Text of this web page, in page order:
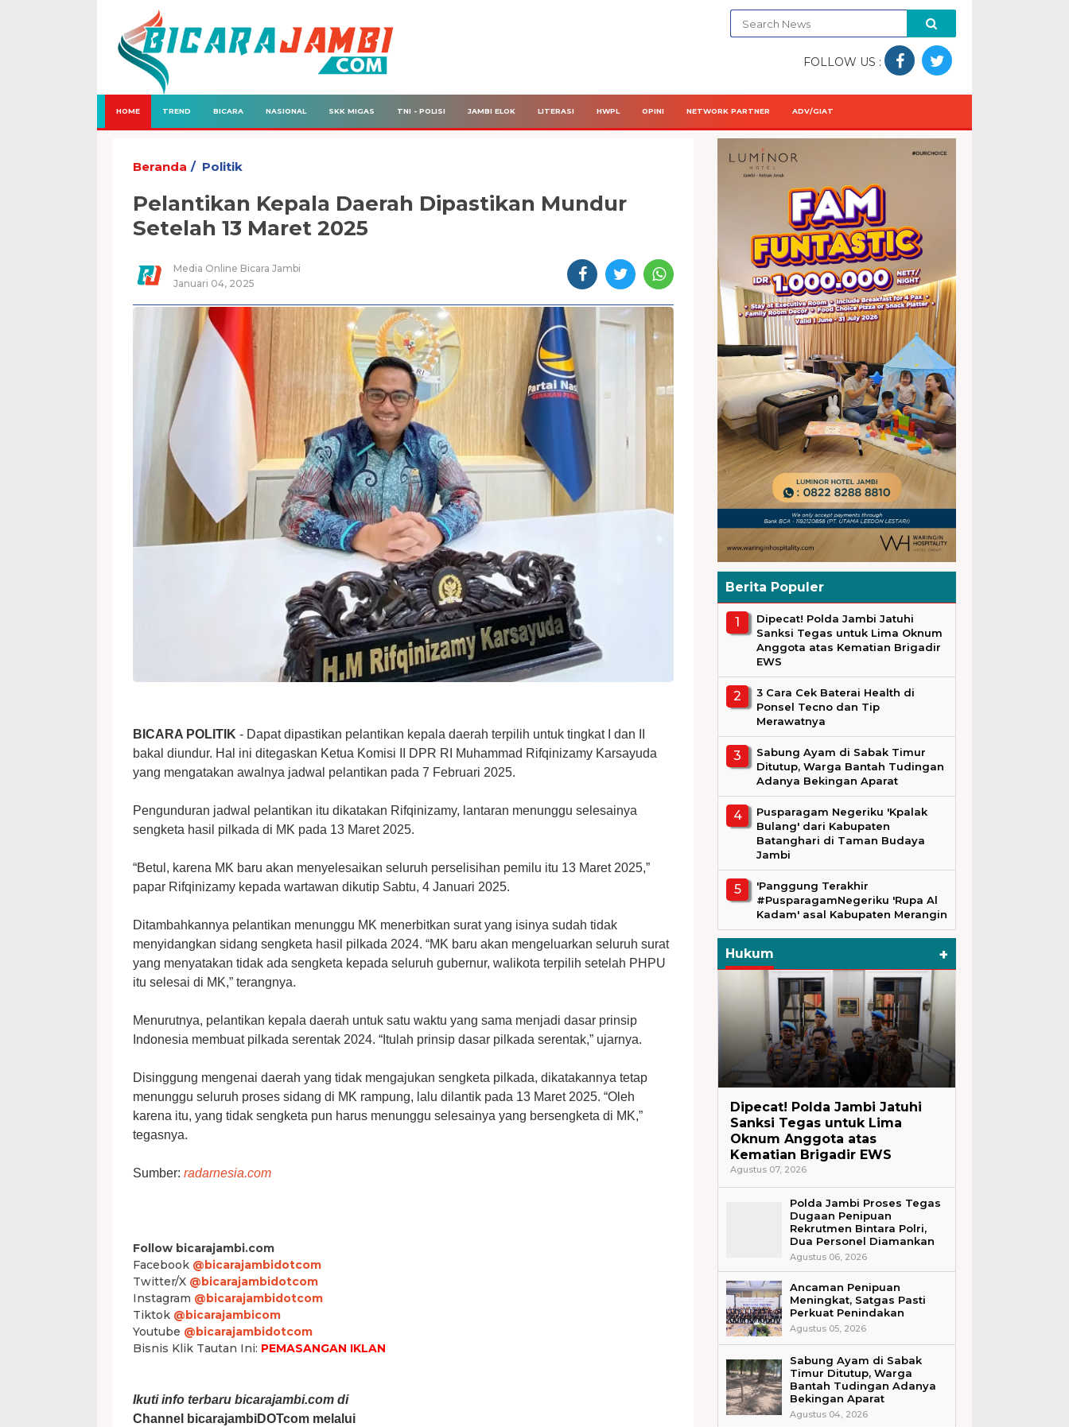
FOLLOW US :
HOME TREND BICARA NASIONAL SKK MIGAS TNI - POLISI JAMBI ELOK LITERASI HWPL OPINI NETWORK PARTNER ADV/GIAT
Beranda Politik
Pelantikan Kepala Daerah Dipastikan Mundur
Setelah 13 Maret 2025
Media Online Bicara Jambi
Januari 04, 2025
BICARA POLITIK - Dapat dipastikan pelantikan kepala daerah terpilih untuk tingkat I dan II
bakal diundur. Hal ini ditegaskan Ketua Komisi II DPR RI Muhammad Rifqinizamy Karsayuda
yang mengatakan awalnya jadwal pelantikan pada 7 Februari 2025.
Pengunduran jadwal pelantikan itu dikatakan Rifqinizamy, lantaran menunggu selesainya
sengketa hasil pilkada di MK pada 13 Maret 2025.
“Betul, karena MK baru akan menyelesaikan seluruh perselisihan pemilu itu 13 Maret 2025,”
papar Rifqinizamy kepada wartawan dikutip Sabtu, 4 Januari 2025.
Ditambahkannya pelantikan menunggu MK menerbitkan surat yang isinya sudah tidak
menyidangkan sidang sengketa hasil pilkada 2024. “MK baru akan mengeluarkan seluruh surat
yang menyatakan tidak ada sengketa kepada seluruh gubernur, walikota terpilih setelah PHPU
itu selesai di MK,” terangnya.
Menurutnya, pelantikan kepala daerah untuk satu waktu yang sama menjadi dasar prinsip
Indonesia membuat pilkada serentak 2024. “Itulah prinsip dasar pilkada serentak,” ujarnya.
Disinggung mengenai daerah yang tidak mengajukan sengketa pilkada, dikatakannya tetap
menunggu seluruh proses sidang di MK rampung, lalu dilantik pada 13 Maret 2025. “Oleh
karena itu, yang tidak sengketa pun harus menunggu selesainya yang bersengketa di MK,”
tegasnya.
Sumber: radarnesia.com
Follow bicarajambi.com
Facebook @bicarajambidotcom
Twitter/X @bicarajambidotcom
Instagram @bicarajambidotcom
Tiktok @bicarajambicom
Youtube @bicarajambidotcom
Bisnis Klik Tautan Ini: PEMASANGAN IKLAN
Ikuti info terbaru bicarajambi.com di
Channel bicarajambiDOTcom melalui
Berita Populer
Dipecat! Polda Jambi Jatuhi
Sanksi Tegas untuk Lima Oknum
Anggota atas Kematian Brigadir
EWS
3 Cara Cek Baterai Health di
Ponsel Tecno dan Tip
Merawatnya
Sabung Ayam di Sabak Timur
Ditutup, Warga Bantah Tudingan
Adanya Bekingan Aparat
Pusparagam Negeriku 'Kpalak
Bulang' dari Kabupaten
Batanghari di Taman Budaya
Jambi
'Panggung Terakhir
#PusparagamNegeriku 'Rupa Al
Kadam' asal Kabupaten Merangin
Hukum +
Dipecat! Polda Jambi Jatuhi
Sanksi Tegas untuk Lima
Oknum Anggota atas
Kematian Brigadir EWS
Agustus 07, 2026
Polda Jambi Proses Tegas
Dugaan Penipuan
Rekrutmen Bintara Polri,
Dua Personel Diamankan
Agustus 06, 2026
Ancaman Penipuan
Meningkat, Satgas Pasti
Perkuat Penindakan
Agustus 05, 2026
Sabung Ayam di Sabak
Timur Ditutup, Warga
Bantah Tudingan Adanya
Bekingan Aparat
Agustus 04, 2026